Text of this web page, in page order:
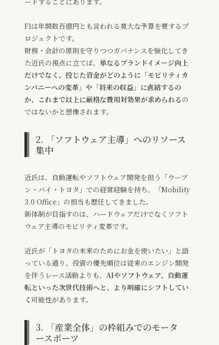
F1は年間数百億円とも言われる莫大な予算を要するプ
ロジェクトです。
財務・会計の原則を守りつつガバナンスを強化してき
た近氏の視点に立てば、 単なるブランドイメージ向上
だけでなく、投じた資金がどのように「モビリティカ
ンパニーへの変革」や「将来の収益」に直結するの
か、これまで以上に厳格な費用対効果が求められるの
ではないかと想像されます。
2. 「ソフトウェア主導」へのリソース
集中
近氏は、自動運転やソフトウェア開発を担う「ウーブ
ン・バイ・トヨタ」での経営経験を持ち、「Mobility
3.0 Office」の担当も歴任してきました。
新体制が目指すのは、ハードウェアだけでなくソフト
ウェア主導のモビリティ変革です。
近氏が「トヨタの未来のためにお金を使いたい」と語
っている通り、投資の優先順位は従来のエンジン開発
を伴うレース活動よりも、 AIやソフトウェア、自動運
転といった次世代技術へと、より明確にシフトしてい
く 可能性があります。
3. 「産業全体」の枠組みでのモータ
ースポーツ